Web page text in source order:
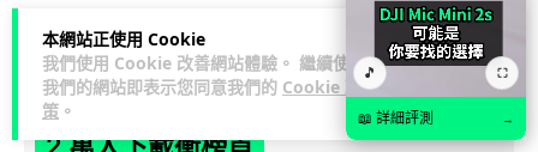
本網站正使用 Cookie
我們使用 Cookie 改善網站體驗。 繼續使用
我們的網站即表示您同意我們的 Cookie 政
策 。
Lawton 2 日
首爾大生 2 星期開發防曬地圖 一日暴增
2 萬人下載衝榜首
🎵 ⛶
📖 詳細評測 →